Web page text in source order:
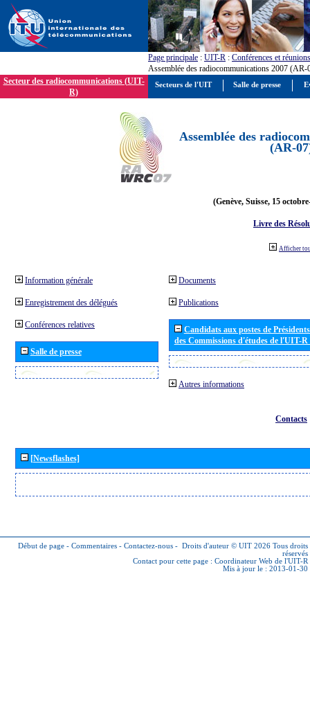
Page principale : UIT-R : Conférences et réunions
Assemblée des radiocommunications 2007 (AR-
Secteur des radiocommunications (UIT-
R)
Assemblée des
(AR-
(Genève, Suisse, 15
Livre des
Afficher
Information générale
Enregistrement des délégués
Conférences relatives
Salle de presse
Documents
Publications
Candidats aux postes de
des Commissions d'études de l'UIT-
Autres informations
Contacts
[Newsflashes]
Début de page - Commentaires - Contactez-nous - Droits d'auteur © UIT 2026 Tous droits
réservés
Contact pour cette page : Coordinateur Web de l'UIT-R
Mis à jour le : 2013-01-30
Secteurs de l'UIT Salle de presse